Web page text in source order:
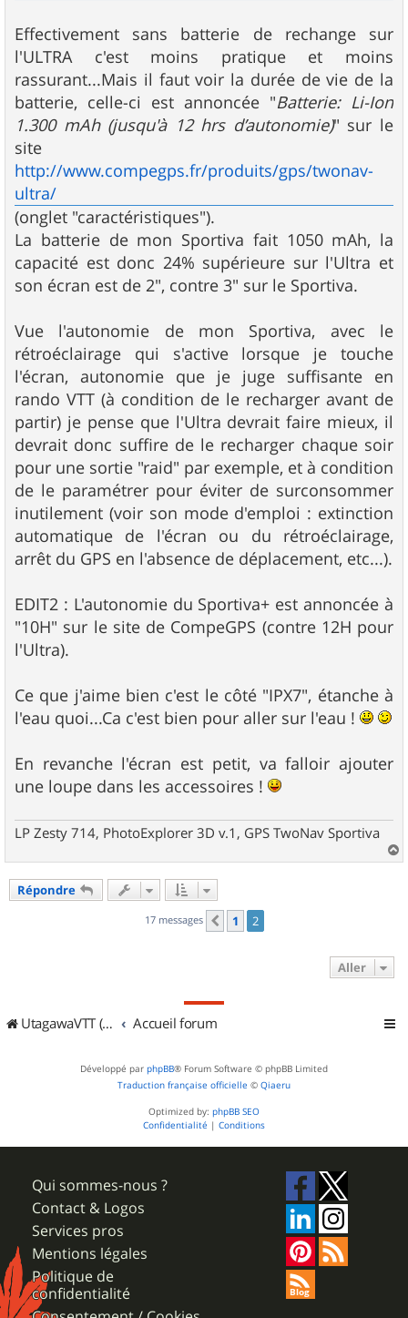
Effectivement sans batterie de rechange sur
l'ULTRA c'est moins pratique et moins
rassurant...Mais il faut voir la durée de vie de la
batterie, celle-ci est annoncée "Batterie: Li-Ion
1.300 mAh (jusqu'à 12 hrs d’autonomie)" sur le
site
http://www.compegps.fr/produits/gps/twonav-
ultra/
(onglet "caractéristiques").
La batterie de mon Sportiva fait 1050 mAh, la
capacité est donc 24% supérieure sur l'Ultra et
son écran est de 2", contre 3" sur le Sportiva.
Vue l'autonomie de mon Sportiva, avec le
rétroéclairage qui s'active lorsque je touche
l'écran, autonomie que je juge suffisante en
rando VTT (à condition de le recharger avant de
partir) je pense que l'Ultra devrait faire mieux, il
devrait donc suffire de le recharger chaque soir
pour une sortie "raid" par exemple, et à condition
de le paramétrer pour éviter de surconsommer
inutilement (voir son mode d'emploi : extinction
automatique de l'écran ou du rétroéclairage,
arrêt du GPS en l'absence de déplacement, etc...).
EDIT2 : L'autonomie du Sportiva+ est annoncée à
"10H" sur le site de CompeGPS (contre 12H pour
l'Ultra).
Ce que j'aime bien c'est le côté "IPX7", étanche à
l'eau quoi...Ca c'est bien pour aller sur l'eau !
En revanche l'écran est petit, va falloir ajouter
une loupe dans les accessoires !
LP Zesty 714, PhotoExplorer 3D v.1, GPS TwoNav Sportiva
a
Répondre
17 messages Précédent
1 2
Aller
UtagawaVTT (Randos VTT et VTTAE avec traces GPS) Accueil forum
Développé par phpBB® Forum Software © phpBB Limited
Traduction française officielle © Qiaeru
Optimized by: phpBB SEO
Confidentialité | Conditions
Qui sommes-nous ?
Contact & Logos
Services pros
Mentions légales
Politique de
confidentialité